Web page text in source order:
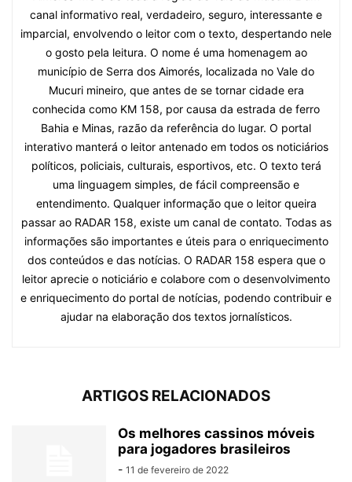
canal informativo real, verdadeiro, seguro, interessante e
imparcial, envolvendo o leitor com o texto, despertando nele
o gosto pela leitura. O nome é uma homenagem ao
município de Serra dos Aimorés, localizada no Vale do
Mucuri mineiro, que antes de se tornar cidade era
conhecida como KM 158, por causa da estrada de ferro
Bahia e Minas, razão da referência do lugar. O portal
interativo manterá o leitor antenado em todos os noticiários
políticos, policiais, culturais, esportivos, etc. O texto terá
uma linguagem simples, de fácil compreensão e
entendimento. Qualquer informação que o leitor queira
passar ao RADAR 158, existe um canal de contato. Todas as
informações são importantes e úteis para o enriquecimento
dos conteúdos e das notícias. O RADAR 158 espera que o
leitor aprecie o noticiário e colabore com o desenvolvimento
e enriquecimento do portal de notícias, podendo contribuir e
ajudar na elaboração dos textos jornalísticos.
ARTIGOS RELACIONADOS
Os melhores cassinos móveis
para jogadores brasileiros
- 11 de fevereiro de 2022